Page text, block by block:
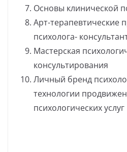
Основы клинической
Арт-терапевтические
психолога-
Мастерская
консультирования
Личный бренд
технологии
психологических услуг